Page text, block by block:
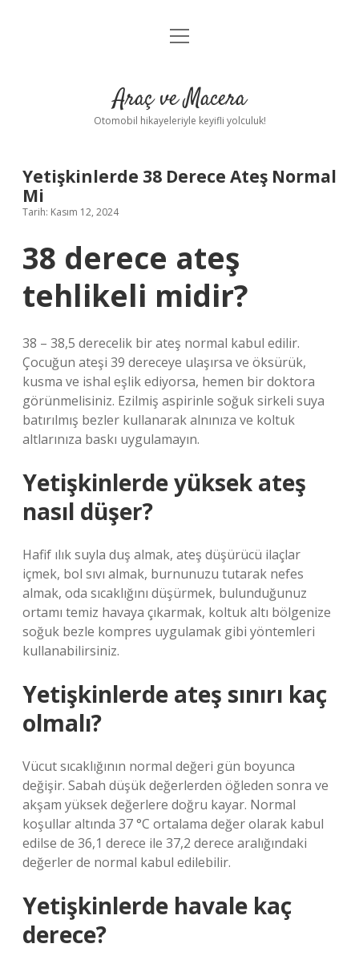
Anasayfa
Yasal Uyarı
menüyü
Araç ve Macera
Otomobil hikayeleriyle keyifli yolculuk!
Yetişkinlerde 38 Derece Ateş Normal
Mi
Tarih: Kasım 12, 2024
38 derece ateş
tehlikeli midir?
38 – 38,5 derecelik bir ateş normal kabul edilir.
Çocuğun ateşi 39 dereceye ulaşırsa ve öksürük,
kusma ve ishal eşlik ediyorsa, hemen bir doktora
görünmelisiniz. Ezilmiş aspirinle soğuk sirkeli suya
batırılmış bezler kullanarak alnınıza ve koltuk
altlarınıza baskı uygulamayın.
Yetişkinlerde yüksek ateş
nasıl düşer?
Hafif ılık suyla duş almak, ateş düşürücü ilaçlar
içmek, bol sıvı almak, burnunuzu tutarak nefes
almak, oda sıcaklığını düşürmek, bulunduğunuz
ortamı temiz havaya çıkarmak, koltuk altı bölgenize
soğuk bezle kompres uygulamak gibi yöntemleri
kullanabilirsiniz.
Yetişkinlerde ateş sınırı kaç
olmalı?
Vücut sıcaklığının normal değeri gün boyunca
değişir. Sabah düşük değerlerden öğleden sonra ve
akşam yüksek değerlere doğru kayar. Normal
koşullar altında 37 °C ortalama değer olarak kabul
edilse de 36,1 derece ile 37,2 derece aralığındaki
değerler de normal kabul edilebilir.
Yetişkinlerde havale kaç
derece?